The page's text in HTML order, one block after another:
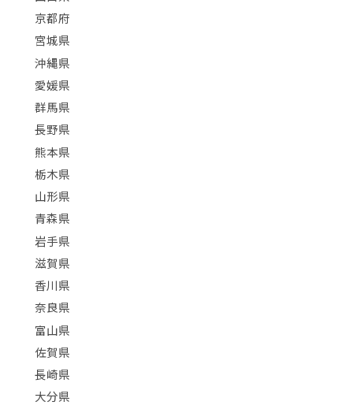
京都府
宮城県
沖縄県
愛媛県
群馬県
長野県
熊本県
栃木県
山形県
青森県
岩手県
滋賀県
香川県
奈良県
富山県
佐賀県
長崎県
大分県